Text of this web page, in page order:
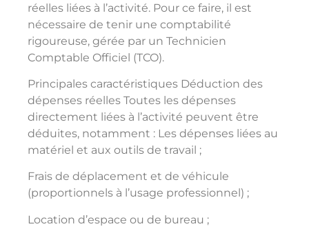
réelles liées à l’activité. Pour ce faire, il est
nécessaire de tenir une comptabilité
rigoureuse, gérée par un Technicien
Comptable Officiel (TCO).
Principales caractéristiques Déduction des
dépenses réelles Toutes les dépenses
directement liées à l’activité peuvent être
déduites, notamment : Les dépenses liées au
matériel et aux outils de travail ;
Frais de déplacement et de véhicule
(proportionnels à l’usage professionnel) ;
Location d’espace ou de bureau ;